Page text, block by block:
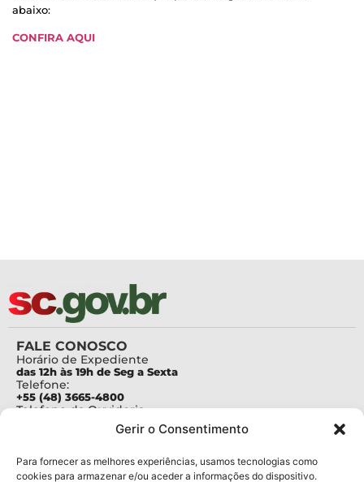
Gerir o Consentimento
Para fornecer as melhores experiências, usamos tecnologias como
cookies para armazenar e/ou aceder a informações do dispositivo.
abaixo:
CONFIRA AQUI
FALE CONOSCO
Horário de Expediente
das 12h às 19h de Seg a Sexta
Telefone:
+55 (48) 3665-4800
Telefone da Ouvidoria
Para assuntos relacionados à Pesquisa
pesquisa@fapesc.sc.gov.br